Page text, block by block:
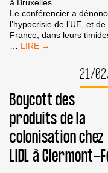
à Bruxelles.
Le conférencier a
l’hypocrisie de l’UE, et de
France, dans leurs
L’ALLIANCE
CONFÉRENCE
DE
DAVID
CRONIN
À
CLERMONT-
FD.
21/
Boycott des
produits de la
colonisation chez
LIDL à Clermont-